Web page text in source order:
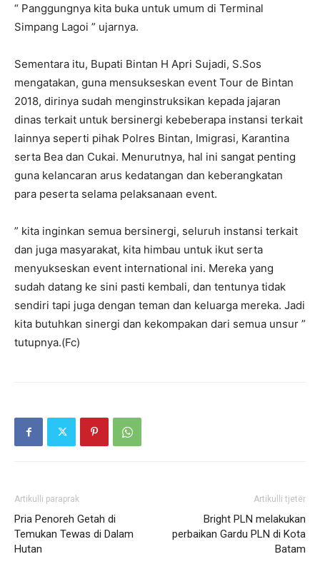
“ Panggungnya kita buka untuk umum di Terminal
Simpang Lagoi ” ujarnya.
Sementara itu, Bupati Bintan H Apri Sujadi, S.Sos
mengatakan, guna mensukseskan event Tour de Bintan
2018, dirinya sudah menginstruksikan kepada jajaran
dinas terkait untuk bersinergi kebeberapa instansi terkait
lainnya seperti pihak Polres Bintan, Imigrasi, Karantina
serta Bea dan Cukai. Menurutnya, hal ini sangat penting
guna kelancaran arus kedatangan dan keberangkatan
para peserta selama pelaksanaan event.
” kita inginkan semua bersinergi, seluruh instansi terkait
dan juga masyarakat, kita himbau untuk ikut serta
menyukseskan event international ini. Mereka yang
sudah datang ke sini pasti kembali, dan tentunya tidak
sendiri tapi juga dengan teman dan keluarga mereka. Jadi
kita butuhkan sinergi dan kekompakan dari semua unsur ”
tutupnya.(Fc)
Artikulli paraprak
Pria Penoreh Getah di
Temukan Tewas di Dalam
Hutan
Artikulli tjetër
Bright PLN melakukan
perbaikan Gardu PLN di Kota
Batam